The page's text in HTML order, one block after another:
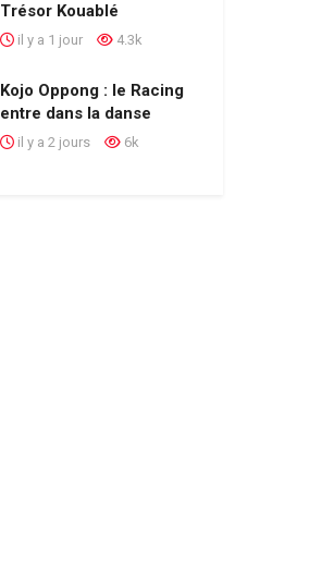
Trésor Kouablé
il y a 1 jour 4.3k
Kojo Oppong : le Racing
entre dans la danse
il y a 2 jours 6k